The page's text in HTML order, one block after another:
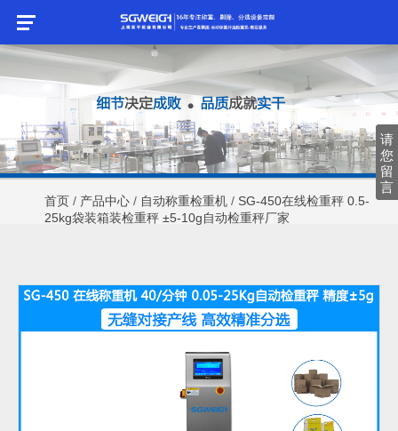
首页 / 产品中心 / 自动称重检重机 / SG-450在线检重秤 0.5-
25kg袋装箱装检重秤 ±5-10g自动检重秤厂家
请
您
留
言
请
您
留
言